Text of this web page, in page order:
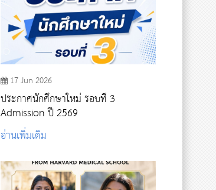
17 Jun 2026
ประกาศนักศึกษาใหม่ รอบที่ 3
Admission ปี 2569
อ่านเพิ่มเติม